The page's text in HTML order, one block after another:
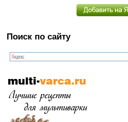
Поиск по сайту